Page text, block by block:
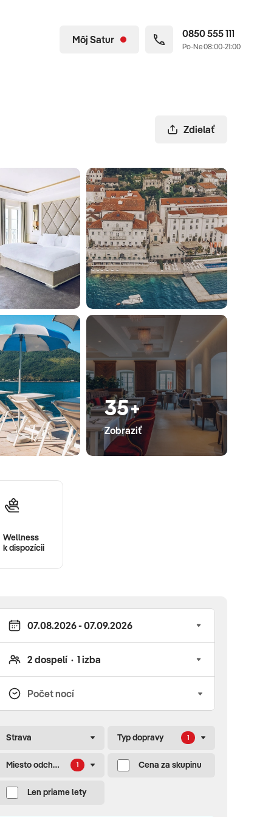
Môj Satur 0850 555 111
Po-Ne 08:00-21:00
Zdielať
35+
Zobraziť
Wellness
k dispozícii
Strava Typ dopravy 1
Miesto odchodu 1 Cena za skupinu
Len priame lety